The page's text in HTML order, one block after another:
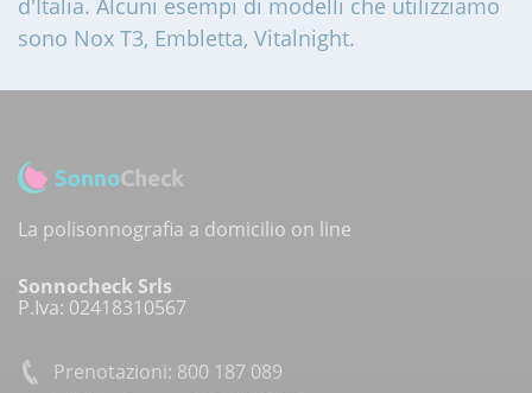
d'Italia. Alcuni esempi di modelli che utilizziamo
sono Nox T3, Embletta, Vitalnight.
La polisonnografia a domicilio on line
Sonnocheck Srls
P.Iva: 02418310567
Prenotazioni: 800 187 089